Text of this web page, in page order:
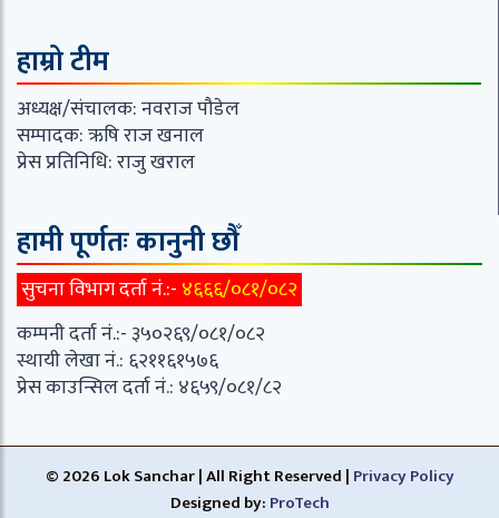
हाम्रो टीम
अध्यक्ष/संचालक: नवराज पौडेल
सम्पादक: ऋषि राज खनाल
प्रेस प्रतिनिधि: राजु खराल
हामी पूर्णतः कानुनी छौँ
सुचना विभाग दर्ता नं.:- ४६६६/०८१/०८२
कम्पनी दर्ता नं.:- ३५०२६९/०८१/०८२
स्थायी लेखा नं.: ६२११६१५७६
प्रेस काउन्सिल दर्ता नं.: ४६५९/०८१/८२
© 2026 Lok Sanchar | All Right Reserved | Privacy Policy
Designed by: ProTech